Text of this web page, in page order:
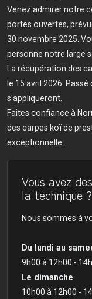
Venez admirer notre
portes ouvertes,
30 novembre 2025.
personne notre large
La récupération des
le 15 avril 2026.
s'appliqueront.
Faites confiance à
des carpes koï de
exceptionnelle.
Vous avez
la technique ?
Nous sommes à
Du lundi au
9h00 à 12h00 -
Le dimanche
10h00 à 12h00 -